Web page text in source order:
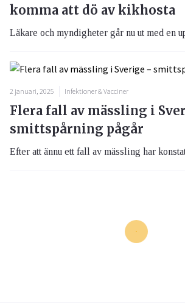
komma att dö av kikhosta
Läkare och myndigheter går nu ut med en
2 januari, 2025 Infektioner & Vacciner
Flera fall av mässling i
smittspårning pågår
Efter att ännu ett fall av mässling har